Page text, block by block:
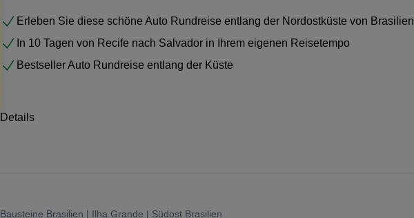
Erleben Sie diese schöne Auto Rundreise entlang der Nordostküste von Brasilien
In 10 Tagen von Recife nach Salvador in Ihrem eigenen Reisetempo
Bestseller Auto Rundreise entlang der Küste
Details
Bausteine Brasilien | Ilha Grande | Südost Brasilien